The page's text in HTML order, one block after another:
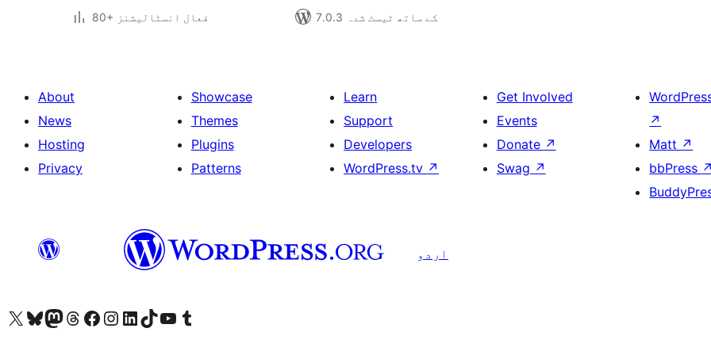
80+ فعال انسٹالیشنز
7.0.3 کے ساتھ ٹیسٹ شدہ
About
News
Hosting
Privacy
Showcase
Themes
Plugins
Patterns
Learn
Support
Developers
WordPress.tv ↗
Get Involved
Events
Donate ↗
Swag ↗
↗
Matt ↗
bbPress ↗
اردو
Visit our X (formerly Twitter) account
ہمارے بلیواسکائی اکاؤنٹ پر جائیں
Visit our Mastodon account
ہمارے ٹھریڈز اکاؤنٹ پر جائیں
Visit our Facebook page
Visit our Instagram account
Visit our LinkedIn account
ہمارے ٹک ٹاک اکاؤنٹ پر جائیں
Visit our YouTube channel
ہمارے ٹمبلر اکاؤنٹ پر جائیں